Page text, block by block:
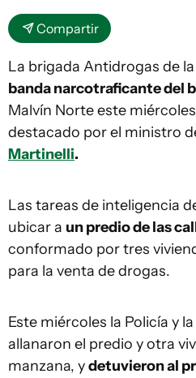
Compartir
La brigada Antidrogas de la
banda narcotraficante del
Malvín Norte este
destacado por el ministro
Martinelli.
Las tareas de inteligencia
ubicar a un predio de las
conformado por tres
para la venta de drogas.
Este miércoles la Policía y
allanaron el predio y otra
manzana, ydetuvieron al